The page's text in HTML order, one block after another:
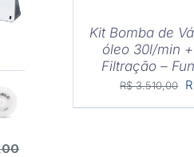
Kit Bomba de
óleo 30l/min
Filtração –
R$3.510,00
O